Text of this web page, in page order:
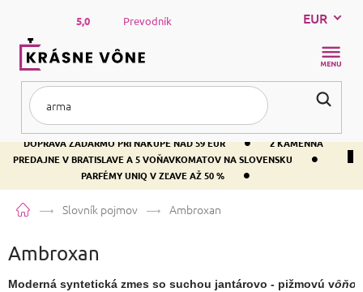
obsah
DOPRAVA ZADARMO PRI NÁKUPE NAD 59 EUR •
2 KAMENNÁ
PREDAJNE V BRATISLAVE A 5 VOŇAVKOMATOV NA SLOVENSKU
•
PARFÉMY UNIQ V ZĽAVE AŽ 50 % •
5,0 Prevodník EUR
DomovSlovník pojmov Ambroxan
Ambroxan
Moderná syntetická zmes so suchou jantárovo - pižmovú vôňou